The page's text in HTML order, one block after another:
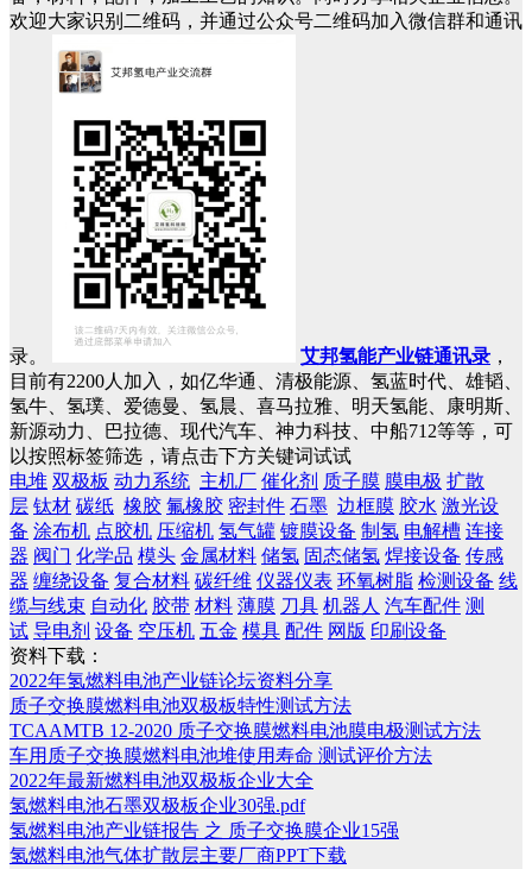
欢迎大家识别二维码，并通过公众号二维码加入微信群和通讯
录。 艾邦氢能产业链通讯录 ，
目前有2200人加入，如亿华通、清极能源、氢蓝时代、雄韬、
氢牛、氢璞、爱德曼、氢晨、喜马拉雅、明天氢能、康明斯、
新源动力、巴拉德、现代汽车、神力科技、中船712等等，可
以按照标签筛选，请点击下方关键词试试
电堆 双极板 动力系统 主机厂 催化剂 质子膜 膜电极 扩散
层 钛材 碳纸 橡胶 氟橡胶 密封件 石墨 边框膜 胶水 激光设
备 涂布机 点胶机 压缩机 氢气罐 镀膜设备 制氢 电解槽 连接
器 阀门 化学品 模头 金属材料 储氢 固态储氢 焊接设备 传感
器 缠绕设备 复合材料 碳纤维 仪器仪表 环氧树脂 检测设备 线
缆与线束 自动化 胶带 材料 薄膜 刀具 机器人 汽车配件 测
试 导电剂 设备 空压机 五金 模具 配件 网版 印刷设备
资料下载：
2022年氢燃料电池产业链论坛资料分享
质子交换膜燃料电池双极板特性测试方法
TCAAMTB 12-2020 质子交换膜燃料电池膜电极测试方法
车用质子交换膜燃料电池堆使用寿命 测试评价方法
2022年最新燃料电池双极板企业大全
氢燃料电池石墨双极板企业30强.pdf
氢燃料电池产业链报告 之 质子交换膜企业15强
氢燃料电池气体扩散层主要厂商PPT下载